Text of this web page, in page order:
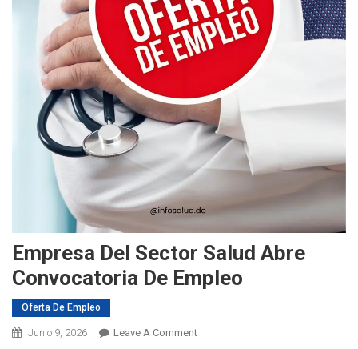
Empresa Del Sector Salud Abre
Convocatoria De Empleo
Oferta De Empleo
Junio 9, 2026 Leave A CommentOn